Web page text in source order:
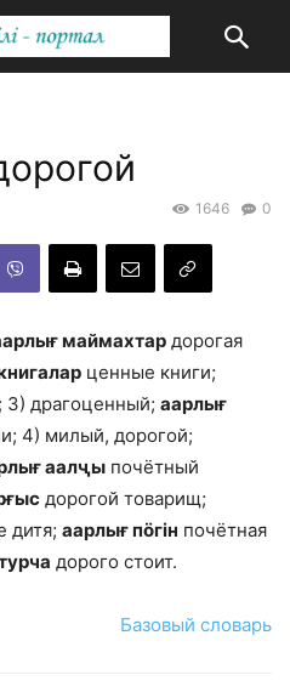
0
1646
маймахтар дорогая
ценные книги;
3) драгоценный; аарлығ
4) милый, дорогой;
аалҷы почётный
дорогой товарищ;
дитя; аарлығ пӧгін почётная
дорого стоит.
Базовый словарь